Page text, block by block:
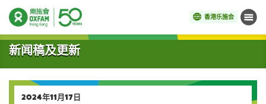
香港乐施会 菜单
开始主要内容
新闻稿及更新
2024年11月17日